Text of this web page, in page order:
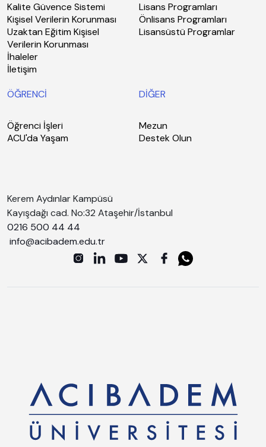
Kalite Güvence Sistemi
Kişisel Verilerin Korunması
Uzaktan Eğitim Kişisel
Verilerin Korunması
İhaleler
İletişim
Lisans Programları
Önlisans Programları
Lisansüstü Programlar
ÖĞRENCİ
Öğrenci İşleri
ACU'da Yaşam
DİĞER
Mezun
Destek Olun
Kerem Aydınlar Kampüsü
Kayışdağı cad. No:32 Ataşehir/İstanbul
0216 500 44 44
info@acibadem.edu.tr